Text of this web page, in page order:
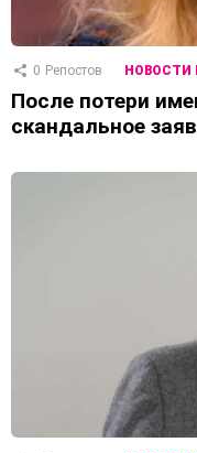
0 Репостов
После потери
скандальное